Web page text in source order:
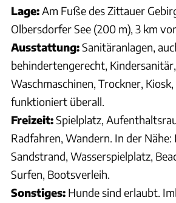
Lage:Am Fuße des Zittauer
Olbersdorfer See (200 m), 3 km
Ausstattung:Sanitäranlagen,
behindertengerecht,
Waschmaschinen, Trockner,
funktioniert überall.
Freizeit:Spielplatz,
Radfahren, Wandern. In der Nähe:
Sandstrand, Wasserspielplatz,
Surfen, Bootsverleih.
Sonstiges: Hunde sind erlaubt.